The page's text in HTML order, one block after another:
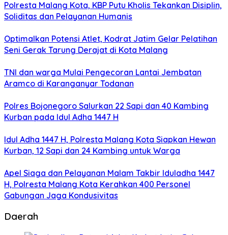
Polresta Malang Kota, KBP Putu Kholis Tekankan Disiplin,
Soliditas dan Pelayanan Humanis
Optimalkan Potensi Atlet, Kodrat Jatim Gelar Pelatihan
Seni Gerak Tarung Derajat di Kota Malang
TNI dan warga Mulai Pengecoran Lantai Jembatan
Aramco di Karanganyar Todanan
Polres Bojonegoro Salurkan 22 Sapi dan 40 Kambing
Kurban pada Idul Adha 1447 H
Idul Adha 1447 H, Polresta Malang Kota Siapkan Hewan
Kurban, 12 Sapi dan 24 Kambing untuk Warga
Apel Siaga dan Pelayanan Malam Takbir Iduladha 1447
H, Polresta Malang Kota Kerahkan 400 Personel
Gabungan Jaga Kondusivitas
Daerah